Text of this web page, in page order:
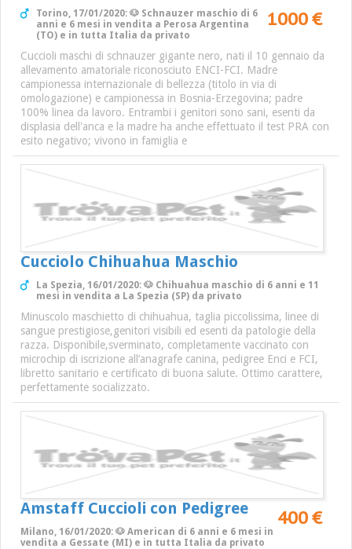
1000 €
Torino, 17/01/2020: 🐶 Schnauzer maschio di 6
anni e 6 mesi in vendita a Perosa Argentina
(TO) e in tutta Italia da privato
Cuccioli maschi di schnauzer gigante nero, nati il 10 gennaio da
allevamento amatoriale riconosciuto ENCI-FCI. Madre
campionessa internazionale di bellezza (titolo in via di
omologazione) e campionessa in Bosnia-Erzegovina; padre
100% linea da lavoro. Entrambi i genitori sono sani, esenti da
displasia dell'anca e la madre ha anche effettuato il test PRA con
esito negativo; vivono in famiglia e
Cucciolo Chihuahua Maschio
La Spezia, 16/01/2020: 🐶 Chihuahua maschio di 6 anni e 11
mesi in vendita a La Spezia (SP) da privato
Minuscolo maschietto di chihuahua, taglia piccolissima, linee di
sangue prestigiose,genitori visibili ed esenti da patologie della
razza. Disponibile,sverminato, completamente vaccinato con
microchip di iscrizione all’anagrafe canina, pedigree Enci e FCI,
libretto sanitario e certificato di buona salute. Ottimo carattere,
perfettamente socializzato.
Amstaff Cuccioli con Pedigree 400 €
Milano, 16/01/2020: 🐶 American di 6 anni e 6 mesi in
vendita a Gessate (MI) e in tutta Italia da privato